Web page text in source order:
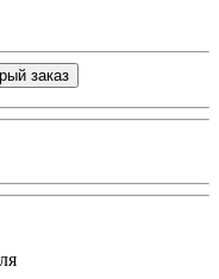
заказ